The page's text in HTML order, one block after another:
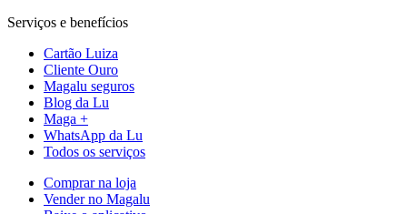
Serviços e benefícios
Cartão Luiza
Cliente Ouro
Magalu seguros
Blog da Lu
Maga +
WhatsApp da Lu
Todos os serviços
Comprar na loja
Vender no Magalu